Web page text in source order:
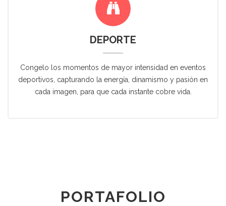
DEPORTE
Congelo los momentos de mayor intensidad en eventos
deportivos, capturando la energía, dinamismo y pasión en
cada imagen, para que cada instante cobre vida.
PORTAFOLIO